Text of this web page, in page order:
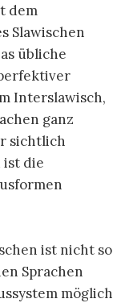
dem
Slawischen
übliche
Interslawisch,
ganz
sichtlich
die
ist nicht so
Sprachen
möglich